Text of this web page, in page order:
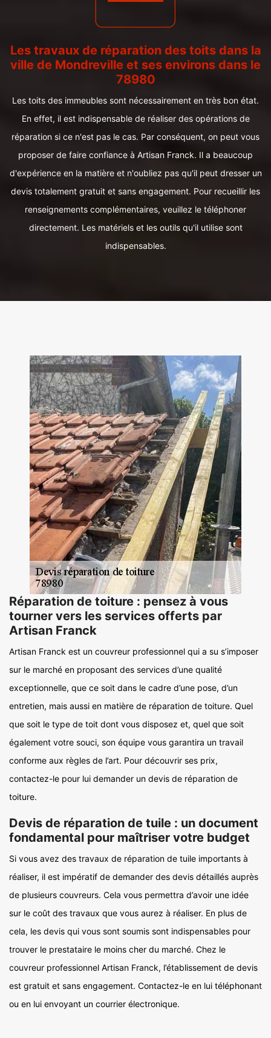
Les travaux de réparation des toits dans la
ville de Mondreville et ses environs dans le
78980
Les toits des immeubles sont nécessairement en très bon état.
En effet, il est indispensable de réaliser des opérations de
réparation si ce n'est pas le cas. Par conséquent, on peut vous
proposer de faire confiance à Artisan Franck. Il a beaucoup
d'expérience en la matière et n'oubliez pas qu'il peut dresser un
devis totalement gratuit et sans engagement. Pour recueillir les
renseignements complémentaires, veuillez le téléphoner
directement. Les matériels et les outils qu'il utilise sont
indispensables.
Réparation de toiture : pensez à vous
tourner vers les services offerts par
Artisan Franck
Artisan Franck est un couvreur professionnel qui a su s’imposer
sur le marché en proposant des services d’une qualité
exceptionnelle, que ce soit dans le cadre d’une pose, d’un
entretien, mais aussi en matière de réparation de toiture. Quel
que soit le type de toit dont vous disposez et, quel que soit
également votre souci, son équipe vous garantira un travail
conforme aux règles de l’art. Pour découvrir ses prix,
contactez-le pour lui demander un devis de réparation de
toiture.
Devis de réparation de tuile : un document
fondamental pour maîtriser votre budget
Si vous avez des travaux de réparation de tuile importants à
réaliser, il est impératif de demander des devis détaillés auprès
de plusieurs couvreurs. Cela vous permettra d’avoir une idée
sur le coût des travaux que vous aurez à réaliser. En plus de
cela, les devis qui vous sont soumis sont indispensables pour
trouver le prestataire le moins cher du marché. Chez le
couvreur professionnel Artisan Franck, l’établissement de devis
est gratuit et sans engagement. Contactez-le en lui téléphonant
ou en lui envoyant un courrier électronique.